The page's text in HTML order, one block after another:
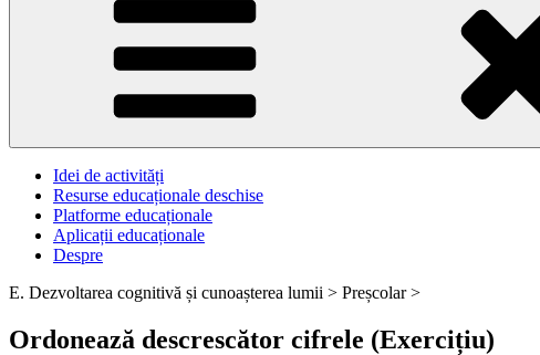
Idei de activități
Resurse educaționale deschise
Platforme educaționale
Aplicații educaționale
Despre
E. Dezvoltarea cognitivă și cunoașterea lumii > Preșcolar >
Ordonează descrescător cifrele (Exercițiu)